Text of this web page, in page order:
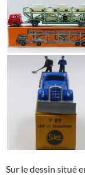
Sur le dessin situé